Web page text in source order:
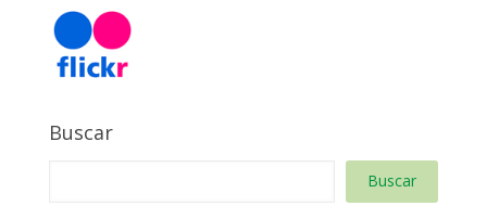
Buscar
Buscar